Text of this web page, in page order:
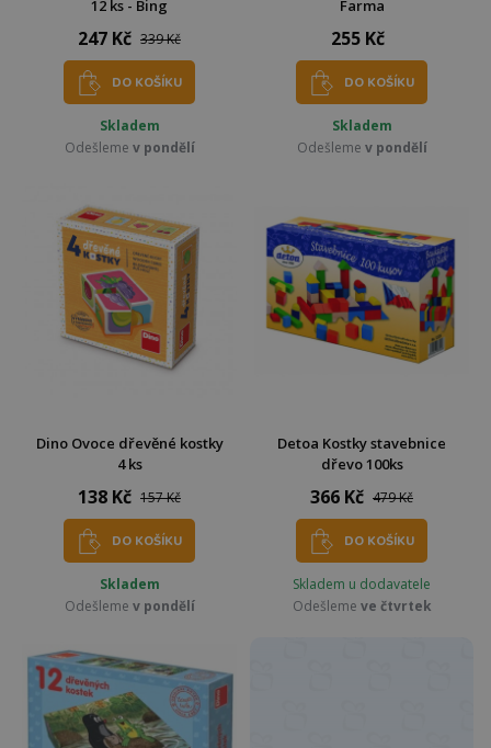
12 ks - Bing
247 Kč 339 Kč
DO KOŠÍKU
Skladem
Odešleme v pondělí
Farma
255 Kč
DO KOŠÍKU
Skladem
Odešleme v pondělí
Dino Ovoce dřevěné kostky
4 ks
138 Kč 157 Kč
DO KOŠÍKU
Skladem
Odešleme v pondělí
Detoa Kostky stavebnice
dřevo 100ks
366 Kč 479 Kč
DO KOŠÍKU
Skladem u dodavatele
Odešleme ve čtvrtek